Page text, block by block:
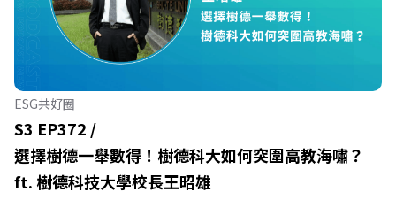
通引導師、天下文化新書《透視職場冰山》作者李崇義與謝
佳芸老師，帶你透過「冰山理論」拆解職場上的對立與衝
突，學會用「好奇」代替「批判」。即使在變動快速的AI時
代，也能幫自己打造不被成敗輕易定義的強韌自我。 🔺 職
場衝突與霸凌從何而來？🔺 如何用「冰山對話」看穿主管
焦慮，將對立化為合作？🔺 怎麼做到「好奇少一點、批判
少一點」？🔺 面對AI時代的職涯焦慮，如何把自我價值打
分權拿回手裡？ +++++📓《透視職場冰山》新書介紹
ESG共好圈
S3 EP372 /
選擇樹德一舉數得！樹德科大如何突圍高教海嘯？
ft. 樹德科技大學校長王昭雄